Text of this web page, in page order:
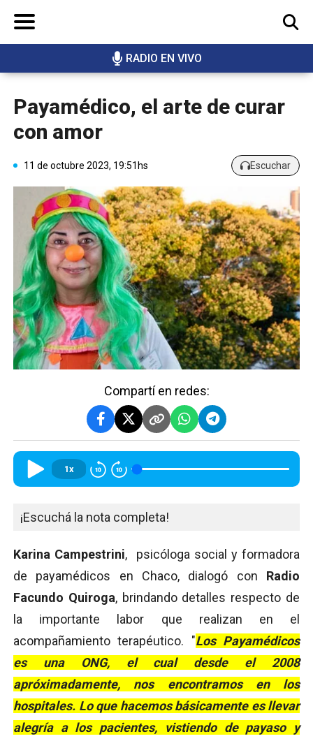
RADIO EN VIVO
BUSCAR
Payamédico, el arte de curar
con amor
11 de octubre 2023, 19:51hs Escuchar
Compartí en redes:
1x
¡Escuchá la nota completa!
Karina Campestrini, psicóloga social y formadora
de payamédicos en Chaco, dialogó con Radio
Facundo Quiroga, brindando detalles respecto de
la importante labor que realizan en el
acompañamiento terapéutico. "Los Payamédicos
es una ONG, el cual desde el 2008
apróximadamente, nos encontramos en los
hospitales. Lo que hacemos básicamente es llevar
alegría a los pacientes, vistiendo de payaso y